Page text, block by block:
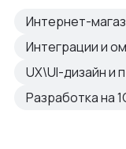
Интернет-
Интеграции и
UX\UI-дизайн и
Разработка на